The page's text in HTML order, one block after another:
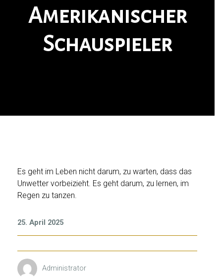
Amerikanischer
Schauspieler
H
I
L
R
Y
H
I
N
Es geht im Leben nicht darum, zu warten, dass das
Unwetter vorbeizieht. Es geht darum, zu lernen, im
Regen zu tanzen.
25. April 2025
Administrator